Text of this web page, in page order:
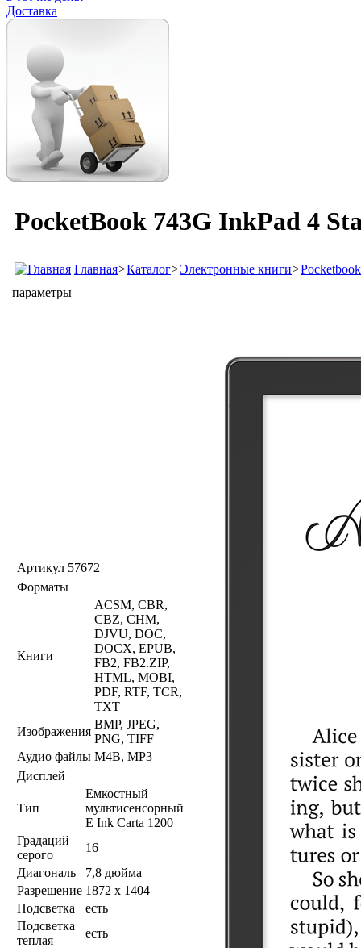
Доставка
PocketBook 743G InkPad 4
Главная>Каталог>Электронные книги>Pocketbook
параметры
Артикул 57672
Форматы
Книги
ACSM, CBR,
CBZ, CHM,
DJVU, DOC,
DOCX, EPUB,
FB2, FB2.ZIP,
HTML, MOBI,
PDF, RTF, TCR,
TXT
Изображения
BMP, JPEG,
PNG, TIFF
Аудио файлы M4B, MP3
Дисплей
Тип
Емкостный
мультисенсорный
E Ink Carta 1200
Градаций
серого
16
Диагональ
7,8 дюйма
Разрешение 1872 х 1404
Подсветка
есть
Подсветка
теплая
есть